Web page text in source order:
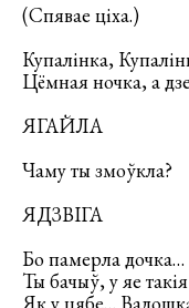
(Спявае ціха.)
Купалінка,
Цёмная ночка, а
ЯГАЙЛА
Чаму ты змоўкла?
ЯДЗВІГА
Бо памерла дочка…
Ты бачыў, у яе
Як у цябе…